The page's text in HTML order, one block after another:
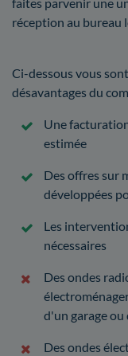
réception au bureau
Ci-dessous vous
désavantages du
Une
estimée
Des offres sur
développées
Les
nécessaires
Des ondes
d'un garage ou
Des ondes